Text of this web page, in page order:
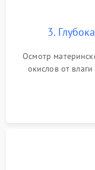
3.
Осмотр
окислов от
дежурных